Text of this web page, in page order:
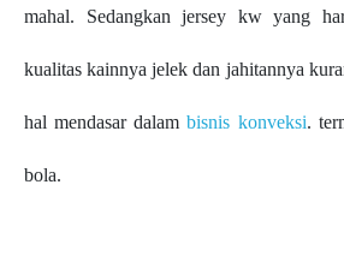
mahal. Sedangkan jersey kw yang
kualitas kainnya jelek dan jahitannya
hal mendasar dalambisnis konveksi.
bola.